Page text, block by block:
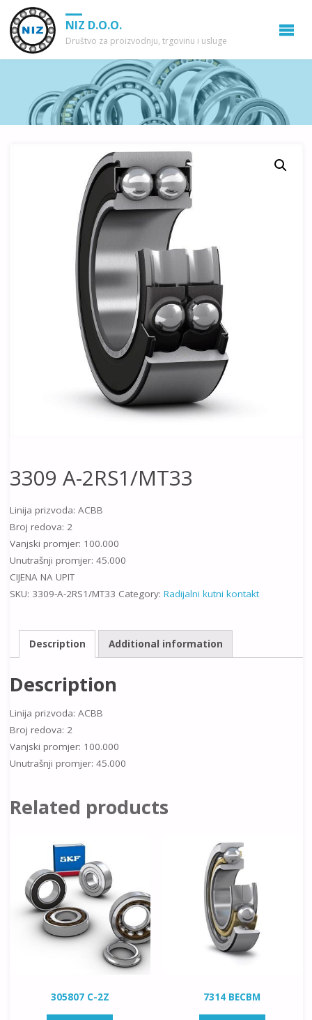
NIZ D.O.O.
Društvo za proizvodnju, trgovinu i usluge
3309 A-2RS1/MT33
Linija prizvoda: ACBB
Broj redova: 2
Vanjski promjer: 100.000
Unutrašnji promjer: 45.000
CIJENA NA UPIT
SKU: 3309-A-2RS1/MT33 Category: Radijalni kutni kontakt
Description Additional information
Description
Linija prizvoda: ACBB
Broj redova: 2
Vanjski promjer: 100.000
Unutrašnji promjer: 45.000
Related products
305807 C-2Z 7314 BECBM